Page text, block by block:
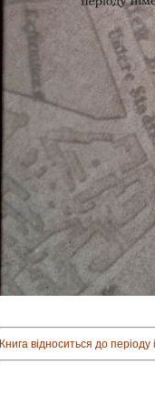
Книга відноситься до періоду